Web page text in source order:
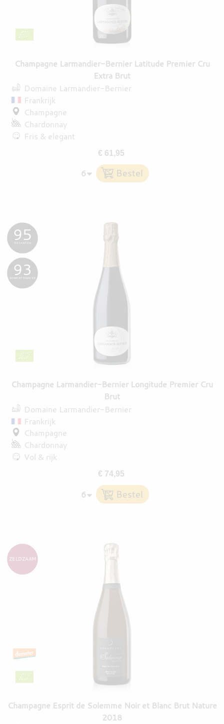
MEER
Champagne Larmandier-Bernier Latitude Premier Cru
Extra Brut
Domaine Larmandier-Bernier
Frankrijk
Champagne
Chardonnay
Fris & elegant
€ 61,95
Champagne Larmandier-Bernier Longitude Premier Cru
Brut
95
DECANTER
93
ROBERT PARKER
Domaine Larmandier-Bernier
Frankrijk
Champagne
Chardonnay
Vol & rijk
€ 74,95
Champagne Esprit de Solemme Noir et Blanc Brut Nature
2018
ZELDZAAM